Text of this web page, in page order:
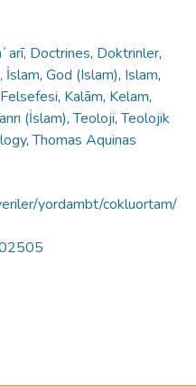
, Doctrines, Doktrinler,
İslam, God (Islam), Islam,
, Kalām, Kelam,
(İslam),Teoloji,Teolojik
,Thomas Aquinas
yordambt/cokluortam/